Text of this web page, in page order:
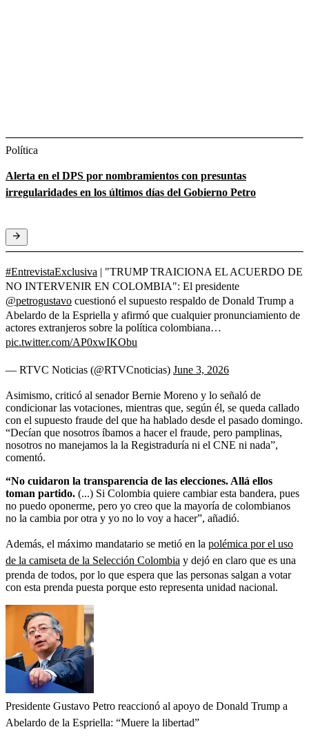
Política
Alerta en el DPS por nombramientos con presuntas
irregularidades en los últimos días del Gobierno Petro
#EntrevistaExclusiva | "TRUMP TRAICIONA EL ACUERDO DE
NO INTERVENIR EN COLOMBIA": El presidente
@petrogustavo cuestionó el supuesto respaldo de Donald Trump a
Abelardo de la Espriella y afirmó que cualquier pronunciamiento de
actores extranjeros sobre la política colombiana…
pic.twitter.com/AP0xwIKObu
— RTVC Noticias (@RTVCnoticias) June 3, 2026
Asimismo, criticó al senador Bernie Moreno y lo señaló de
condicionar las votaciones, mientras que, según él, se queda callado
con el supuesto fraude del que ha hablado desde el pasado domingo.
“Decían que nosotros íbamos a hacer el fraude, pero pamplinas,
nosotros no manejamos la la Registraduría ni el CNE ni nada”,
comentó.
“No cuidaron la transparencia de las elecciones. Allá ellos
toman partido. (...) Si Colombia quiere cambiar esta bandera, pues
no puedo oponerme, pero yo creo que la mayoría de colombianos
no la cambia por otra y yo no lo voy a hacer”, añadió.
Además, el máximo mandatario se metió en la polémica por el uso
de la camiseta de la Selección Colombia y dejó en claro que es una
prenda de todos, por lo que espera que las personas salgan a votar
con esta prenda puesta porque esto representa unidad nacional.
Presidente Gustavo Petro reaccionó al apoyo de Donald Trump a
Abelardo de la Espriella: “Muere la libertad”